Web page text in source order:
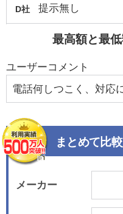
D社 提示無し
最高額と最低
ユーザーコメント
電話何しつこく、対応
まとめて比
メーカー